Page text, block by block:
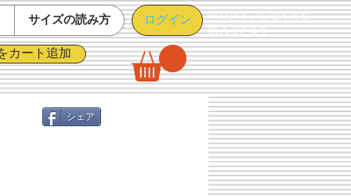
サイズの読み方
カート追加
ログイン
※ログインしなくても
購入できます
シェア